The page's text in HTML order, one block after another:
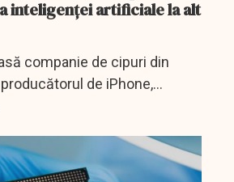
inteligenței artificiale la alt
companie de cipuri din
producătorul de iPhone,
forțele pentru a construi